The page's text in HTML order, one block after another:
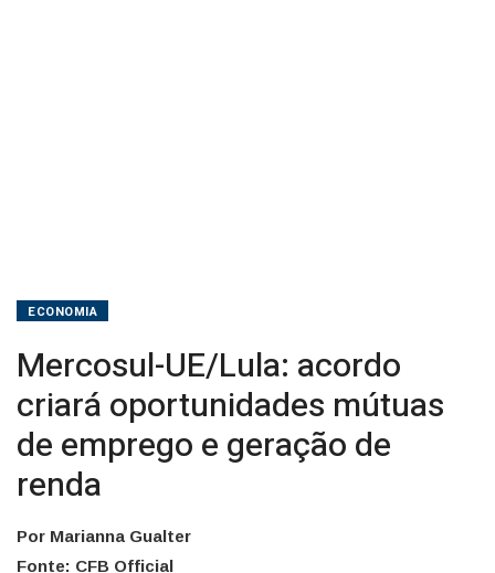
ECONOMIA
Mercosul-UE/Lula: acordo
criará oportunidades mútuas
de emprego e geração de
renda
Por Marianna Gualter
Fonte: CFB Official